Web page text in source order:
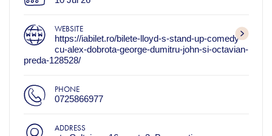
WEBSITE
https://iabilet.ro/bilete-lloyd-s-stand-up-comedy-
cu-alex-dobrota-george-dumitru-john-si-octavian-
preda-128528/
PHONE
0725866977
ADDRESS